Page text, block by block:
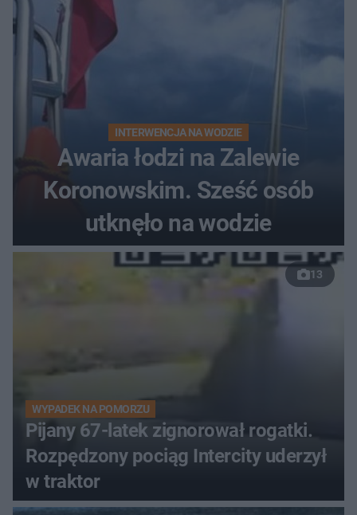
INTERWENCJA NA WODZIE
Awaria łodzi na Zalewie
Koronowskim. Sześć osób
utknęło na wodzie
13
WYPADEK NA POMORZU
Pijany 67-latek zignorował rogatki.
Rozpędzony pociąg Intercity uderzył
w traktor